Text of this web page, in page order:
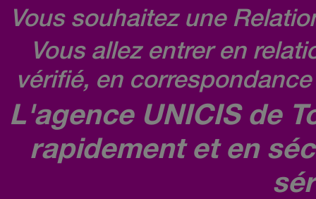
Vous souhaitez une
Vous allez entrer en
vérifié, en
L'agence UNICIS de
rapidement et en